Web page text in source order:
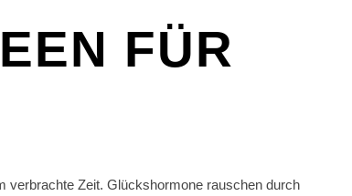
FÜR
verbrachte Zeit. Glückshormone rauschen durch